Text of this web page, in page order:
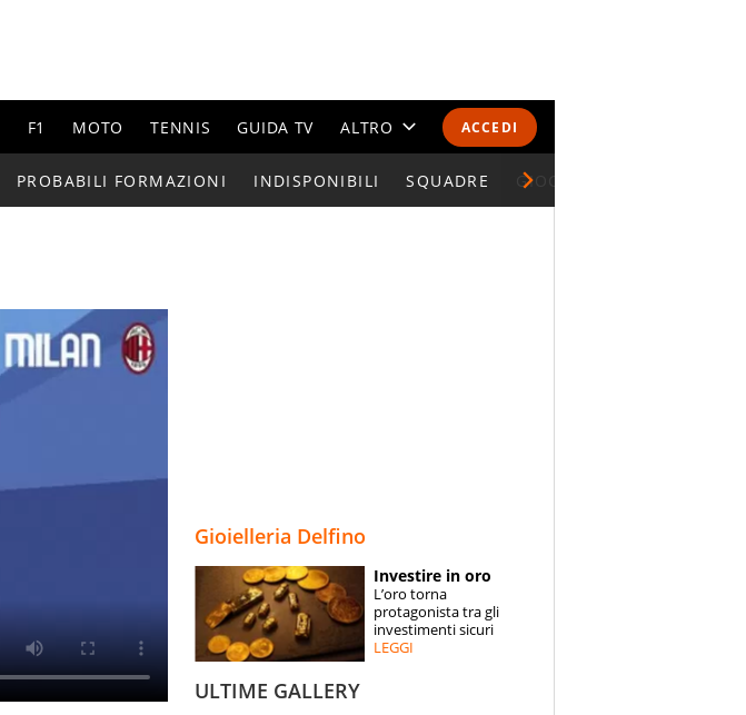
ACCEDI
F1 MOTO TENNIS GUIDA TV ALTRO
CALENDARI E CLASSIFICHE
ESPERTI
CONTATTI
PROBABILI FORMAZIONI INDISPONIBILI SQUADRE GIOCATORI SERIE A
Gioielleria Delfino
Investire in oro
L’oro torna
protagonista tra gli
investimenti sicuri
LEGGI
ULTIME GALLERY